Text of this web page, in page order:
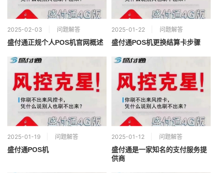
2025-02-03 问题解答
盛付通正规个人POS机官网概述
2025-01-22 问题解答
盛付通POS机更换结算卡步骤
2025-01-19 问题解答
盛付通POS机
2025-01-12 问题解答
盛付通是一家知名的支付服务提
供商